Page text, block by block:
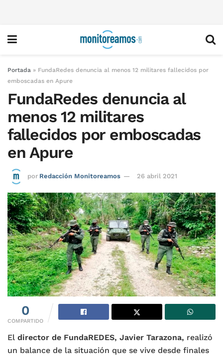
Portada » FundaRedes denuncia al menos 12 militares fallecidos por
emboscadas en Apure
FundaRedes denuncia al
menos 12 militares
fallecidos por emboscadas
en Apure
por Redacción Monitoreamos 26 abril 2021
0
COMPARTIDO
El director de FundaREDES, Javier Tarazona, realizó
un balance de la situación que se vive desde finales